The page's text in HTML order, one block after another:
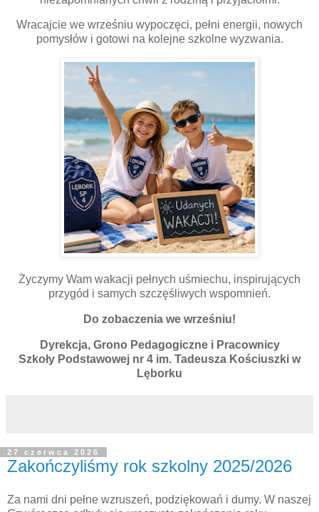
Wracajcie we wrześniu wypoczęci, pełni energii, nowych
pomysłów i gotowi na kolejne szkolne wyzwania.
Życzymy Wam wakacji pełnych uśmiechu, inspirujących
przygód i samych szczęśliwych wspomnień.
Do zobaczenia we wrześniu!
Dyrekcja, Grono Pedagogiczne i Pracownicy
Szkoły Podstawowej nr 4 im. Tadeusza Kościuszki w
Lęborku
27 czerwca 2026
Zakończyliśmy rok szkolny 2025/2026
Za nami dni pełne wzruszeń, podziękowań i dumy. W naszej